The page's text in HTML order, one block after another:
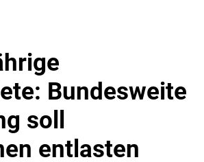
Bundesweite
soll
entlasten